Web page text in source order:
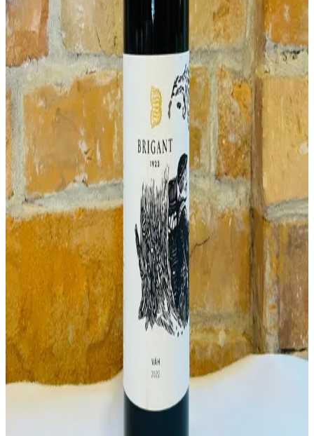
Bezpečne zabalené – garancia doručenia bez rozbitia
Predaj alkoholu osobám mladším ako 18 rokov je zakázaný.
Objem
750 ml
Ročník
2024
Zvyškový cukor suché
Farba
Biele
Biele suché víno. Vôňa zeleného egreša a kiwi.
Chuťový profil
Klasifikácia, vlastnosti a podrobný popis
↓
Odporúčame ochutnať
Ďalšie vína
Silvánske zelené 2024
Ročník 2024
9,90 € Do košíka
Tramín červený 2025